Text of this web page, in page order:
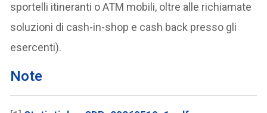
sportelli itineranti o ATM mobili, oltre alle richiamate
soluzioni di cash-in-shop e cash back presso gli
esercenti).
Note